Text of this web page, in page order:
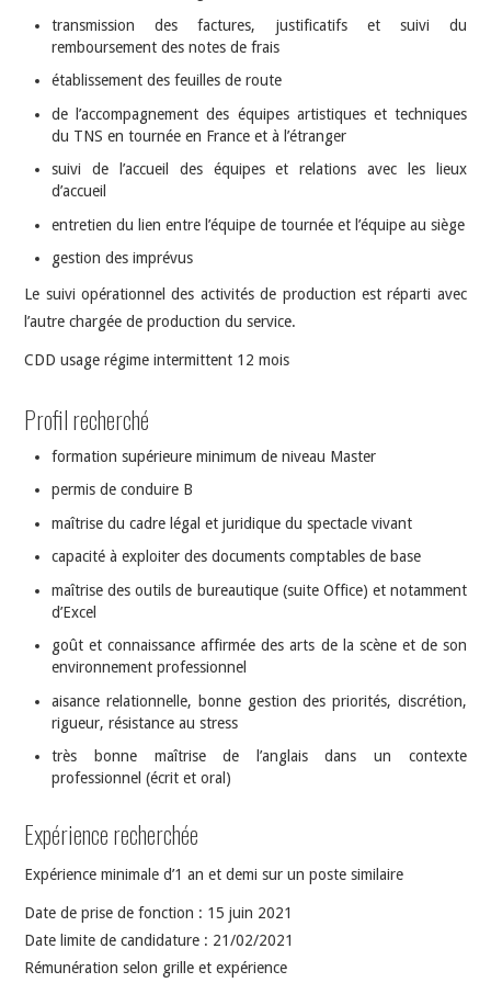
transmission des factures, justificatifs et suivi du
remboursement des notes de frais
établissement des feuilles de route
de l’accompagnement des équipes artistiques et techniques
du TNS en tournée en France et à l’étranger
suivi de l’accueil des équipes et relations avec les lieux
d’accueil
entretien du lien entre l’équipe de tournée et l’équipe au siège
gestion des imprévus
Le suivi opérationnel des activités de production est réparti avec
l’autre chargée de production du service.
CDD usage régime intermittent 12 mois
Profil recherché
formation supérieure minimum de niveau Master
permis de conduire B
maîtrise du cadre légal et juridique du spectacle vivant
capacité à exploiter des documents comptables de base
maîtrise des outils de bureautique (suite Office) et notamment
d’Excel
goût et connaissance affirmée des arts de la scène et de son
environnement professionnel
aisance relationnelle, bonne gestion des priorités, discrétion,
rigueur, résistance au stress
très bonne maîtrise de l’anglais dans un contexte
professionnel (écrit et oral)
Expérience recherchée
Expérience minimale d’1 an et demi sur un poste similaire
Date de prise de fonction : 15 juin 2021
Date limite de candidature : 21/02/2021
Rémunération selon grille et expérience